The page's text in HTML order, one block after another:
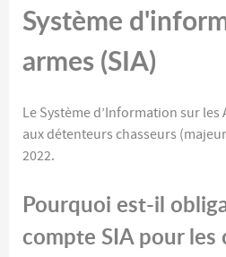
Système
armes (SIA)
Le Système d’Information sur les
aux détenteurs chasseurs
2022.
Pourquoi est-il
compte SIA pour les